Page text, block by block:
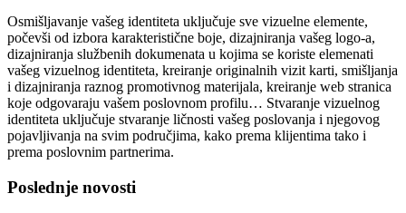
Osmišljavanje vašeg identiteta uključuje sve vizuelne elemente,
počevši od izbora karakteristične boje, dizajniranja vašeg logo-a,
dizajniranja službenih dokumenata u kojima se koriste elemenati
vašeg vizuelnog identiteta, kreiranje originalnih vizit karti, smišljanja
i dizajniranja raznog promotivnog materijala, kreiranje web stranica
koje odgovaraju vašem poslovnom profilu… Stvaranje vizuelnog
identiteta uključuje stvaranje ličnosti vašeg poslovanja i njegovog
pojavljivanja na svim područjima, kako prema klijentima tako i
prema poslovnim partnerima.
Poslednje novosti